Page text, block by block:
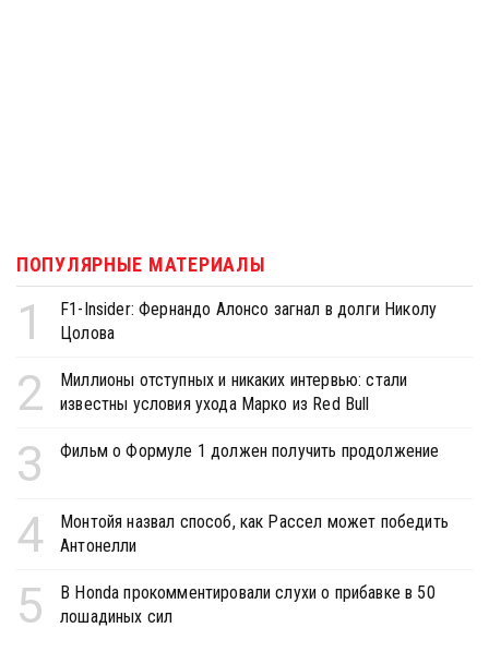
ПОПУЛЯРНЫЕ МАТЕРИАЛЫ
1
F1-Insider: Фернандо Алонсо загнал в долги Николу
Цолова
2
Миллионы отступных и никаких интервью: стали
известны условия ухода Марко из Red Bull
3 Фильм о Формуле 1 должен получить продолжение
4
Монтойя назвал способ, как Рассел может победить
Антонелли
5
В Honda прокомментировали слухи о прибавке в 50
лошадиных сил